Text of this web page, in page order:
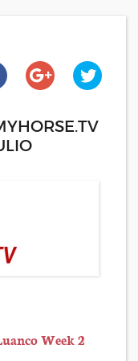
Week 2